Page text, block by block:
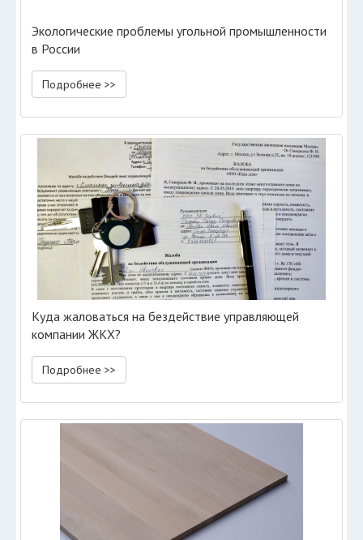
Экологические проблемы угольной промышленности
в России
Подробнее >>
Куда жаловаться на бездействие управляющей
компании ЖКХ?
Подробнее >>